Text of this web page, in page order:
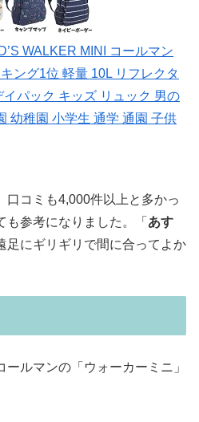
WALKER MINI コールマン
ング1位 軽量 10L リフレクタ
パック キッズ リュック 男の
幼稚園 小学生 通学 通園 子供
口コミも4,000件以上と多かっ
参考になりました。「 あす
足にギリギリで間に合ってよか
ルマンの「ウォーカーミニ」